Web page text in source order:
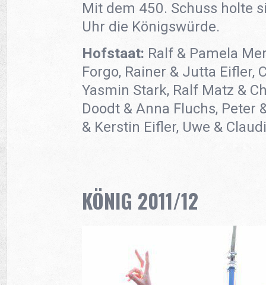
Mit dem 450. Schuss holte
Uhr die Königswürde.
Hofstaat: Ralf & Pamela
Forgo, Rainer & Jutta Eifler,
Yasmin Stark, Ralf Matz &
Doodt & Anna Fluchs, Peter
& Kerstin Eifler, Uwe &
KÖNIG 2011/12